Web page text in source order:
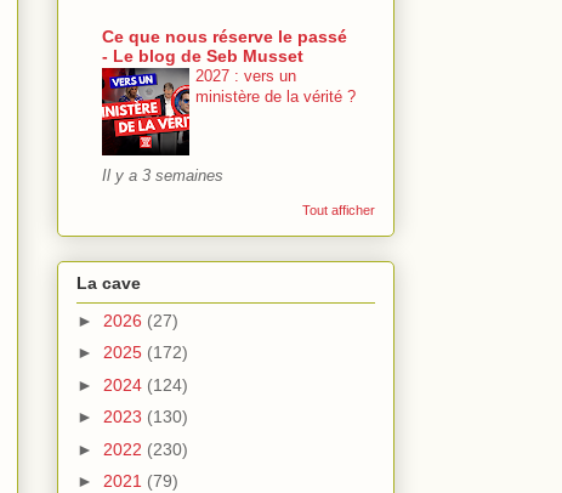
Ce que nous réserve le passé
- Le blog de Seb Musset
2027 : vers un
ministère de la vérité ?
Il y a 3 semaines
Tout afficher
La cave
► 2026 (27)
► 2025 (172)
► 2024 (124)
► 2023 (130)
► 2022 (230)
► 2021 (79)